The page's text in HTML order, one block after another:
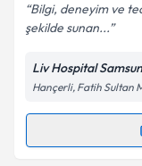
Kişisel
Metni'ni
Bilgi, deneyim ve
şekilde sunan...
Liv Hospital
Hançerli, Fatih Sultan
Randevu